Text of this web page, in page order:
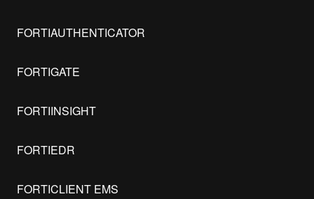
FORTIAUTHENTICATOR
FORTIGATE
FORTIINSIGHT
FORTIEDR
FORTICLIENT EMS